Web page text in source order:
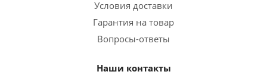
Условия доставки
Гарантия на товар
Вопросы-ответы
Наши контакты